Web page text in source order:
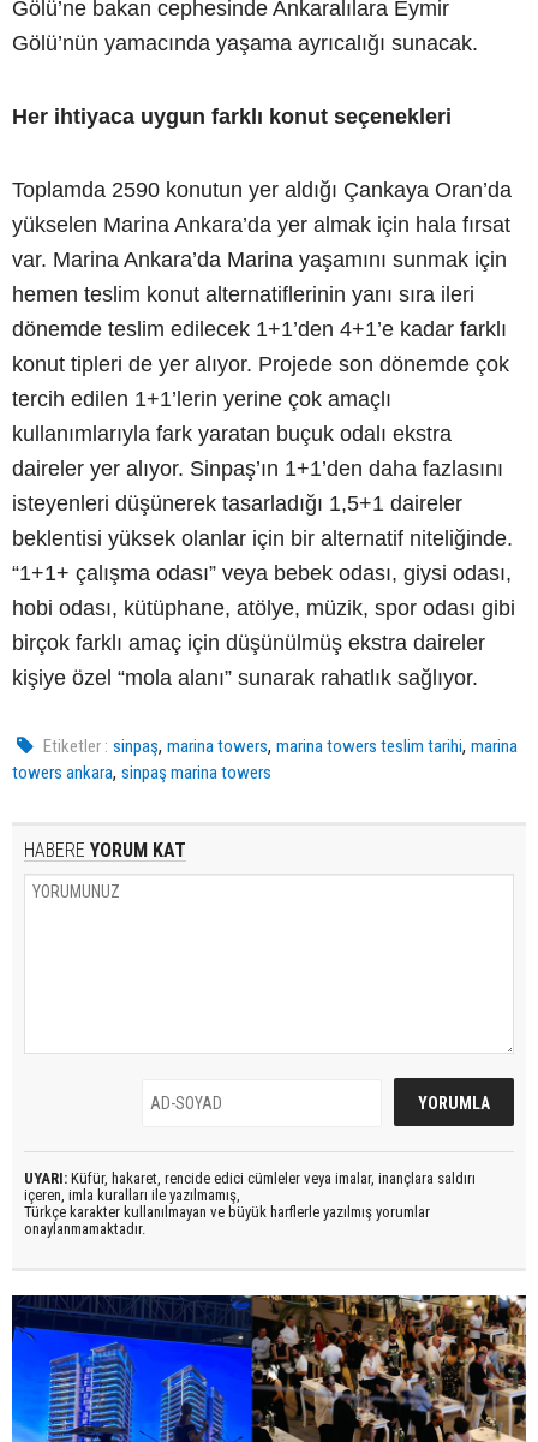
Gölü’ne bakan cephesinde Ankaralılara Eymir
Gölü’nün yamacında yaşama ayrıcalığı sunacak.
Her ihtiyaca uygun farklı konut seçenekleri
Toplamda 2590 konutun yer aldığı Çankaya Oran’da
yükselen Marina Ankara’da yer almak için hala fırsat
var. Marina Ankara’da Marina yaşamını sunmak için
hemen teslim konut alternatiflerinin yanı sıra ileri
dönemde teslim edilecek 1+1’den 4+1’e kadar farklı
konut tipleri de yer alıyor. Projede son dönemde çok
tercih edilen 1+1’lerin yerine çok amaçlı
kullanımlarıyla fark yaratan buçuk odalı ekstra
daireler yer alıyor. Sinpaş’ın 1+1’den daha fazlasını
isteyenleri düşünerek tasarladığı 1,5+1 daireler
beklentisi yüksek olanlar için bir alternatif niteliğinde.
“1+1+ çalışma odası” veya bebek odası, giysi odası,
hobi odası, kütüphane, atölye, müzik, spor odası gibi
birçok farklı amaç için düşünülmüş ekstra daireler
kişiye özel “mola alanı” sunarak rahatlık sağlıyor.
Etiketler : sinpaş,marina towers,marina towers teslim tarihi,marina
towers ankara, sinpaş marina towers
HABERE YORUM KAT
UYARI: Küfür, hakaret, rencide edici cümleler veya imalar, inançlara saldırı
içeren, imla kuralları ile yazılmamış,
Türkçe karakter kullanılmayan ve büyük harflerle yazılmış yorumlar
onaylanmamaktadır.